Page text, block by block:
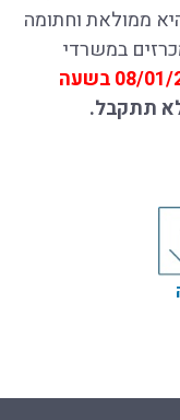
ממולאת וחתומה
במשרדי
עד ליום ה' 08/01/2026 בשעה
תתקבל.